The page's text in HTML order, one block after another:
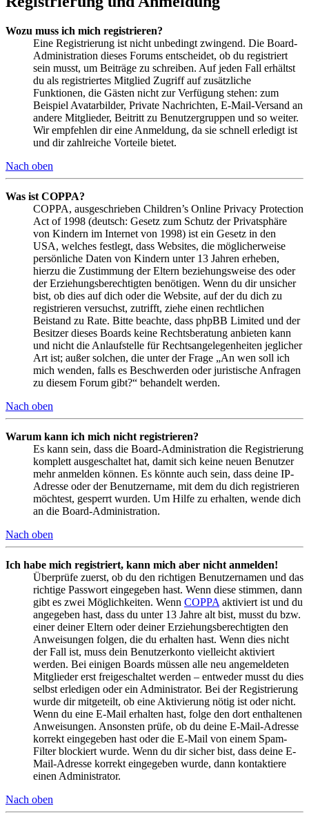
Wozu muss ich mich registrieren?
Eine Registrierung ist nicht unbedingt zwingend. Die Board-
Administration dieses Forums entscheidet, ob du registriert
sein musst, um Beiträge zu schreiben. Auf jeden Fall erhältst
du als registriertes Mitglied Zugriff auf zusätzliche
Funktionen, die Gästen nicht zur Verfügung stehen: zum
Beispiel Avatarbilder, Private Nachrichten, E-Mail-Versand an
andere Mitglieder, Beitritt zu Benutzergruppen und so weiter.
Wir empfehlen dir eine Anmeldung, da sie schnell erledigt ist
und dir zahlreiche Vorteile bietet.
Nach oben
Was ist COPPA?
COPPA, ausgeschrieben Children’s Online Privacy Protection
Act of 1998 (deutsch: Gesetz zum Schutz der Privatsphäre
von Kindern im Internet von 1998) ist ein Gesetz in den
USA, welches festlegt, dass Websites, die möglicherweise
persönliche Daten von Kindern unter 13 Jahren erheben,
hierzu die Zustimmung der Eltern beziehungsweise des oder
der Erziehungsberechtigten benötigen. Wenn du dir unsicher
bist, ob dies auf dich oder die Website, auf der du dich zu
registrieren versuchst, zutrifft, ziehe einen rechtlichen
Beistand zu Rate. Bitte beachte, dass phpBB Limited und der
Besitzer dieses Boards keine Rechtsberatung anbieten kann
und nicht die Anlaufstelle für Rechtsangelegenheiten jeglicher
Art ist; außer solchen, die unter der Frage „An wen soll ich
mich wenden, falls es Beschwerden oder juristische Anfragen
zu diesem Forum gibt?“ behandelt werden.
Nach oben
Warum kann ich mich nicht registrieren?
Es kann sein, dass die Board-Administration die Registrierung
komplett ausgeschaltet hat, damit sich keine neuen Benutzer
mehr anmelden können. Es könnte auch sein, dass deine IP-
Adresse oder der Benutzername, mit dem du dich registrieren
möchtest, gesperrt wurden. Um Hilfe zu erhalten, wende dich
an die Board-Administration.
Nach oben
Ich habe mich registriert, kann mich aber nicht anmelden!
Überprüfe zuerst, ob du den richtigen Benutzernamen und das
richtige Passwort eingegeben hast. Wenn diese stimmen, dann
gibt es zwei Möglichkeiten. Wenn COPPA aktiviert ist und du
angegeben hast, dass du unter 13 Jahre alt bist, musst du bzw.
einer deiner Eltern oder deiner Erziehungsberechtigten den
Anweisungen folgen, die du erhalten hast. Wenn dies nicht
der Fall ist, muss dein Benutzerkonto vielleicht aktiviert
werden. Bei einigen Boards müssen alle neu angemeldeten
Mitglieder erst freigeschaltet werden – entweder musst du dies
selbst erledigen oder ein Administrator. Bei der Registrierung
wurde dir mitgeteilt, ob eine Aktivierung nötig ist oder nicht.
Wenn du eine E-Mail erhalten hast, folge den dort enthaltenen
Anweisungen. Ansonsten prüfe, ob du deine E-Mail-Adresse
korrekt eingegeben hast oder die E-Mail von einem Spam-
Filter blockiert wurde. Wenn du dir sicher bist, dass deine E-
Mail-Adresse korrekt eingegeben wurde, dann kontaktiere
einen Administrator.
Nach oben